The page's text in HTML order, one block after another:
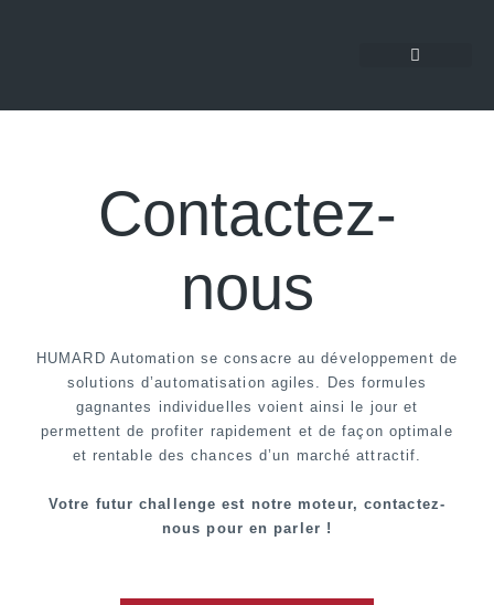
Contactez-
nous
HUMARD Automation se consacre au développement de
solutions d’automatisation agiles. Des formules
gagnantes individuelles voient ainsi le jour et
permettent de profiter rapidement et de façon optimale
et rentable des chances d’un marché attractif.
Votre futur challenge est notre moteur, contactez-
nous pour en parler !